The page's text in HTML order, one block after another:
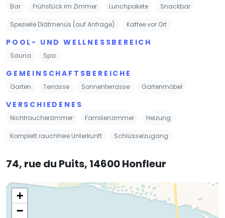
Bar Frühstück im Zimmer Lunchpakete Snackbar
Spezielle Diätmenüs (auf Anfrage) Kaffee vor Ort
POOL- UND WELLNESSBEREICH
Sauna Spa
GEMEINSCHAFTSBEREICHE
Garten Terrasse Sonnenterrasse Gartenmöbel
VERSCHIEDENES
Nichtraucherzimmer Familienzimmer Heizung
Komplett rauchfreie Unterkunft Schlüsselzugang
74, rue du Puits, 14600 Honfleur
+
−